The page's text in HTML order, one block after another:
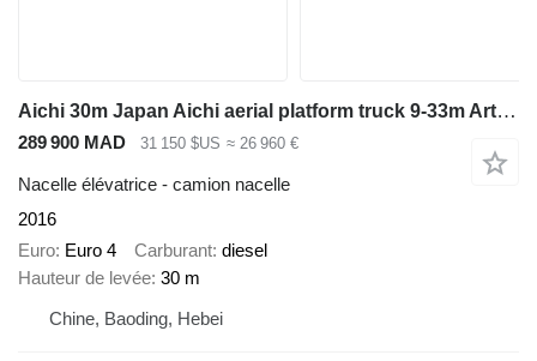
Aichi 30m Japan Aichi aerial platform truck 9-33m Articulated boom lif
289 900 MAD 31 150 $US ≈ 26 960 €
Nacelle élévatrice - camion nacelle
2016
Euro Euro 4 Carburant diesel
Hauteur de levée 30 m
Chine, Baoding, Hebei